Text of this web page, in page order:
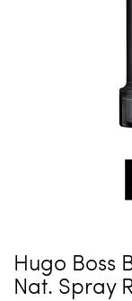
Hugo Boss
Nat. Spray